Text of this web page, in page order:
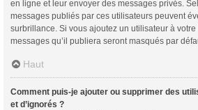
en ligne et leur envoyer des messages privés.
messages publiés par ces utilisateurs peuvent
surbrillance. Si vous ajoutez un utilisateur à votre
messages qu’il publiera seront masqués par
Haut
Comment puis-je ajouter ou supprimer des
et d’ignorés ?